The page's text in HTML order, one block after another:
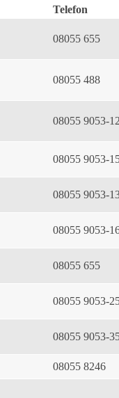
Telefon
08055 655
08055 488
08055 9053-12
08055 9053-
08055 9053-
08055 9053-
08055 655
08055 9053-
08055 9053-
08055 8246